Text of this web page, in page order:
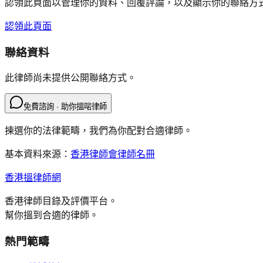
認領此頁面以管理你的資料、回覆評論，以及顯示你的聯絡方
認領此頁面
聯絡資料
此律師尚未提供公開聯絡方式。
免費諮詢 · 助你搵啱律師
揀選你的法律範疇，我們為你配對合適律師。
基本資料來源： 香港律師會律師名冊
香港搵律師網
香港律師目錄及評價平台。
幫你搵到合適的律師。
熱門範疇